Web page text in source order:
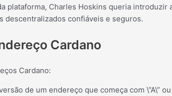
plataforma, Charles Hoskins queria
descentralizados confiáveis ​​e seguros.
Cardano
Cardano:
de um endereço que começa com \”A\” ou